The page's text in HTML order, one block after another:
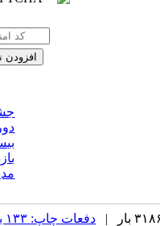
دفعات چاپ: ۱۳۳ بار